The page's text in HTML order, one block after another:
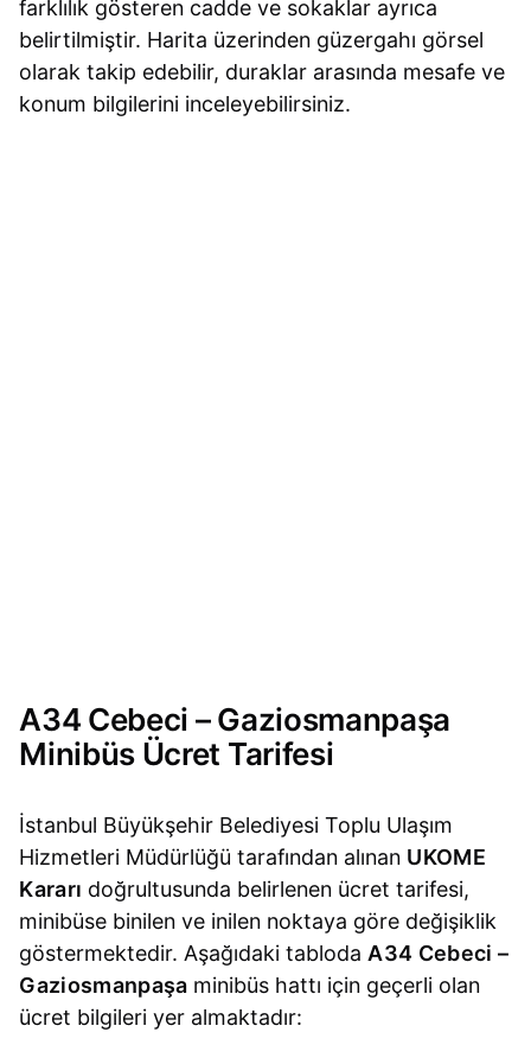
farklılık gösteren cadde ve sokaklar ayrıca
belirtilmiştir. Harita üzerinden güzergahı görsel
olarak takip edebilir, duraklar arasında mesafe ve
konum bilgilerini inceleyebilirsiniz.
A34 Cebeci – Gaziosmanpaşa
Minibüs Ücret Tarifesi
İstanbul Büyükşehir Belediyesi Toplu Ulaşım
Hizmetleri Müdürlüğü tarafından alınan UKOME
Kararı doğrultusunda belirlenen ücret tarifesi,
minibüse binilen ve inilen noktaya göre değişiklik
göstermektedir. Aşağıdaki tabloda A34 Cebeci –
Gaziosmanpaşa minibüs hattı için geçerli olan
ücret bilgileri yer almaktadır: